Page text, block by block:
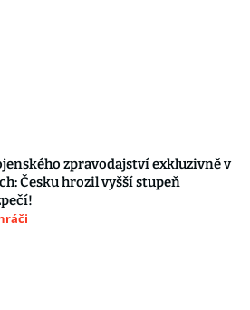
zpravodajství exkluzivně v
Česku hrozil vyšší stupeň